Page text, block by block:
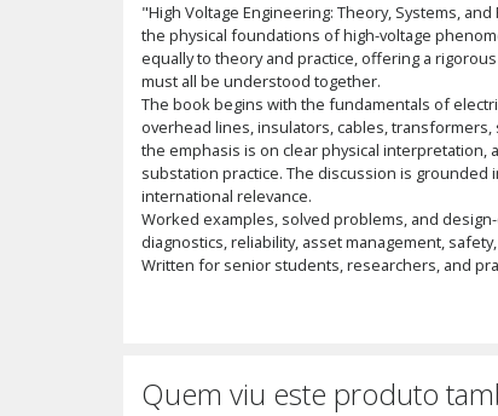
"High Voltage Engineering: Theory, Systems,
the physical foundations of high-voltage
equally to theory and practice, offering a
must all be understood together.
The book begins with the fundamentals of
overhead lines, insulators, cables,
the emphasis is on clear physical interpretation,
substation practice. The discussion is grounded
international relevance.
Worked examples, solved problems, and
diagnostics, reliability, asset management,
Written for senior students, researchers, and
Quem viu este produto